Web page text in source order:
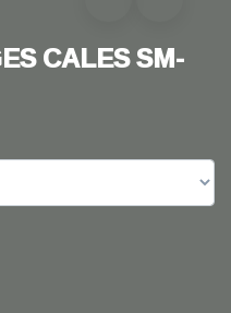
CALES SM-